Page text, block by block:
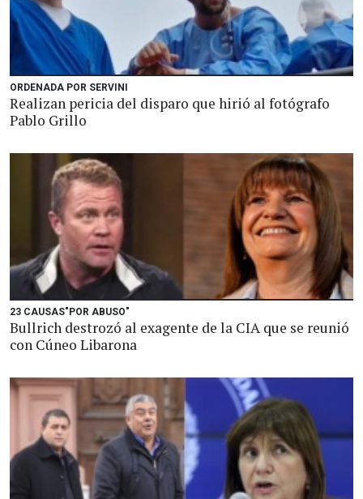
ORDENADA POR SERVINI
Realizan pericia del disparo que hirió al fotógrafo
Pablo Grillo
23 CAUSAS"POR ABUSO"
Bullrich destrozó al exagente de la CIA que se reunió
con Cúneo Libarona